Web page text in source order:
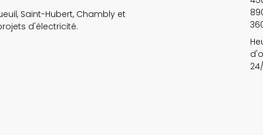
Saint-Hubert, Chambly et
d'électricité.